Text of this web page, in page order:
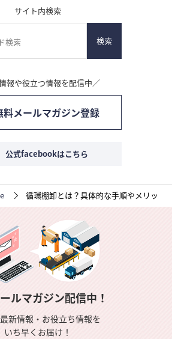
サイト内検索
検索
報や役立つ情報を配信中／
料メールマガジン登録
公式facebookはこちら
循環棚卸とは？具体的な手順やメリット
ルマガジン配信中！
新情報・お役立ち情報を
いち早くお届け！